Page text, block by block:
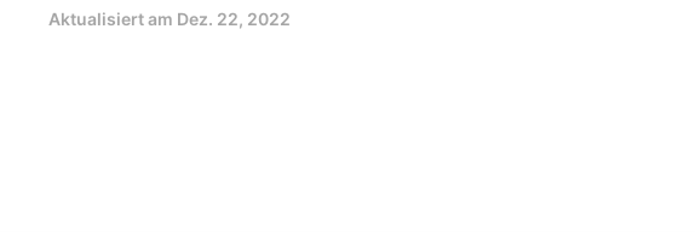
Aktualisiert am Dez. 22, 2022